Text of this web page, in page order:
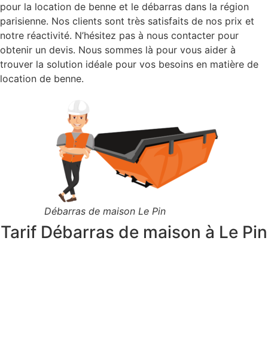
pour la location de benne et le débarras dans la région
parisienne. Nos clients sont très satisfaits de nos prix et
notre réactivité. N’hésitez pas à nous contacter pour
obtenir un devis. Nous sommes là pour vous aider à
trouver la solution idéale pour vos besoins en matière de
location de benne.
Débarras de maison Le Pin
Tarif Débarras de maison à Le Pin